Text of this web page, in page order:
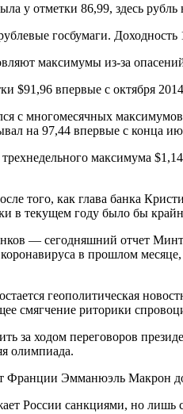
у отметки 86,99, здесь
госбумаги.
максимумы из-за
$91,96 впервые с октября
с многомесячных
на 97,44 впервые с конца
трехнедельного максимума
того, как глава банка
в текущем году было бы
— сегодняшний отчет
в прошлом
геополитическая
смягчение риторики
за ходом переговоров
олимпиада.
Франции Эмманюэль Макрон
России санкциями, но лишь